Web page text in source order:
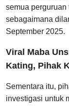
semua perguruan
sebagaimana
September 2025.
Viral Maba
Kating, Pihak
Sementara itu,
investigasi untuk